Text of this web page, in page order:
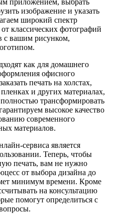
приложением, выбрать
изображение и указать
широкий спектр
классических фотографий
с вашим рисунком,
как для домашнего
офисного
печать на холстах,
и других материалах,
трансформировать
высокое качество
современного
материалов.
сервиса является
Теперь, чтобы
печать, вам не нужно
от выбора дизайна до
минимум времени. Кроме
на консультацию
помогут определиться с